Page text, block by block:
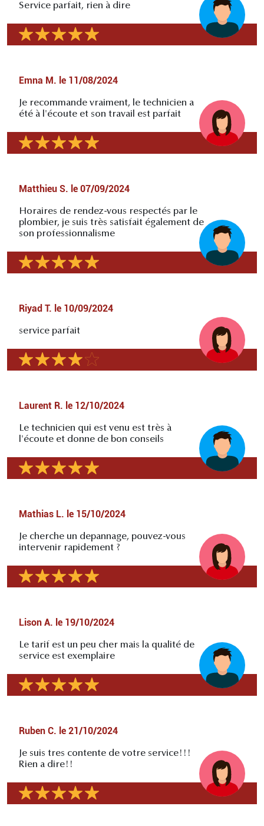
Service parfait, rien à dire
Emna M. le 11/08/2024
Je recommande vraiment, le technicien a
été à l'écoute et son travail est parfait
Matthieu S. le 07/09/2024
Horaires de rendez-vous respectés par le
plombier, je suis très satisfait également de
son professionnalisme
Riyad T. le 10/09/2024
service parfait
Laurent R. le 12/10/2024
Le technicien qui est venu est très à
l'écoute et donne de bon conseils
Mathias L. le 15/10/2024
Je cherche un depannage, pouvez-vous
intervenir rapidement ?
Lison A. le 19/10/2024
Le tarif est un peu cher mais la qualité de
service est exemplaire
Ruben C. le 21/10/2024
Je suis tres contente de votre service!!!
Rien a dire!!